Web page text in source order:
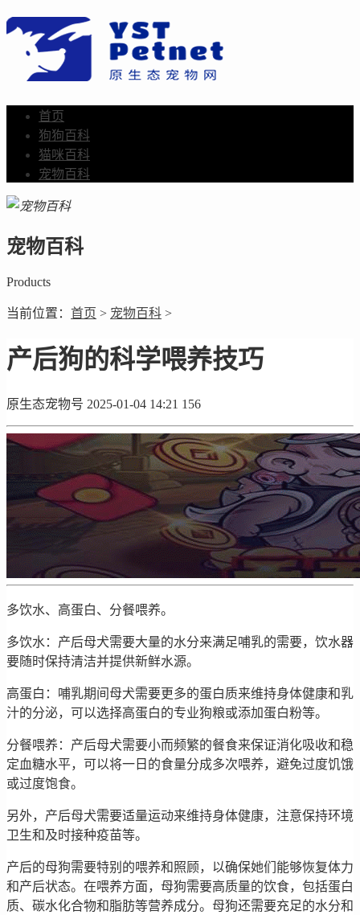
首页
狗狗百科
猫咪百科
宠物百科
宠物百科
Products
当前位置： 首页 > 宠物百科 >
产后狗的科学喂养技巧
原生态宠物号 2025-01-04 14:21 156
多饮水、高蛋白、分餐喂养。
多饮水：产后母犬需要大量的水分来满足哺乳的需要，饮水器
要随时保持清洁并提供新鲜水源。
高蛋白：哺乳期间母犬需要更多的蛋白质来维持身体健康和乳
汁的分泌，可以选择高蛋白的专业狗粮或添加蛋白粉等。
分餐喂养：产后母犬需要小而频繁的餐食来保证消化吸收和稳
定血糖水平，可以将一日的食量分成多次喂养，避免过度饥饿
或过度饱食。
另外，产后母犬需要适量运动来维持身体健康，注意保持环境
卫生和及时接种疫苗等。
产后的母狗需要特别的喂养和照顾，以确保她们能够恢复体力
和产后状态。在喂养方面，母狗需要高质量的饮食，包括蛋白
质、碳水化合物和脂肪等营养成分。母狗还需要充足的水分和